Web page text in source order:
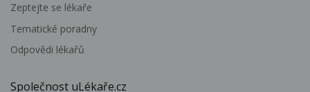
Zeptejte se lékaře
Tematické poradny
Odpovědi lékařů
Společnost uLékaře.cz